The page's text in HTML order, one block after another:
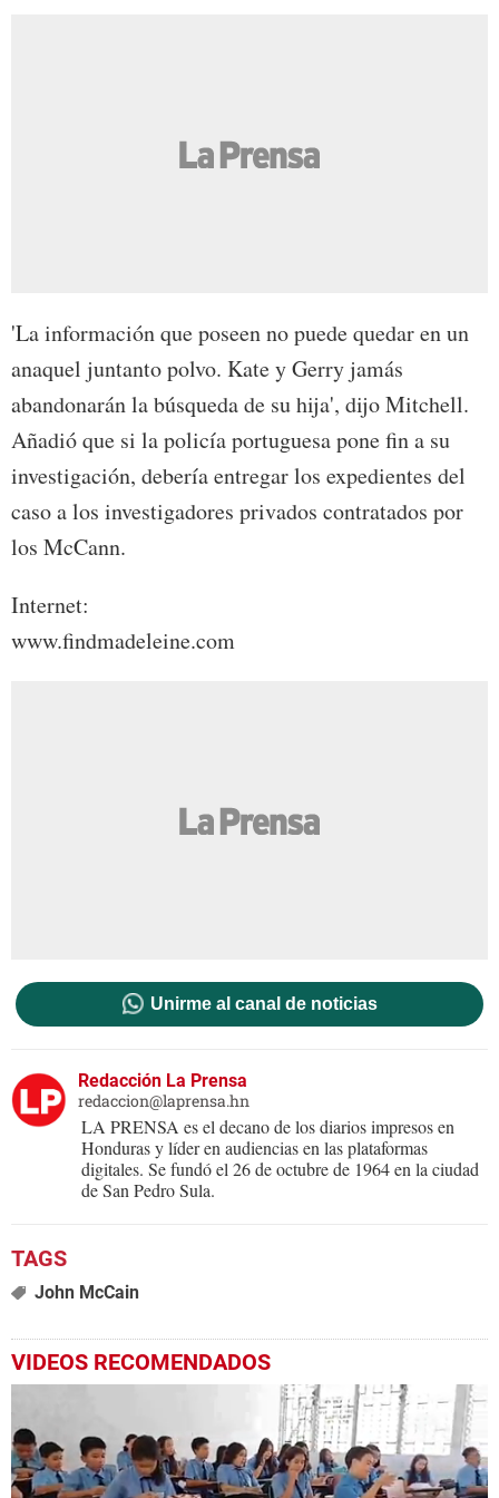
'La información que poseen no puede quedar en un
anaquel juntanto polvo. Kate y Gerry jamás
abandonarán la búsqueda de su hija', dijo Mitchell.
Añadió que si la policía portuguesa pone fin a su
investigación, debería entregar los expedientes del
caso a los investigadores privados contratados por
los McCann.
Internet:
www.findmadeleine.com
Unirme al canal de noticias
Redacción La Prensa
redaccion@laprensa.hn
LA PRENSA es el decano de los diarios impresos en
Honduras y líder en audiencias en las plataformas
digitales. Se fundó el 26 de octubre de 1964 en la ciudad
de San Pedro Sula.
John McCain
VIDEOS RECOMENDADOS